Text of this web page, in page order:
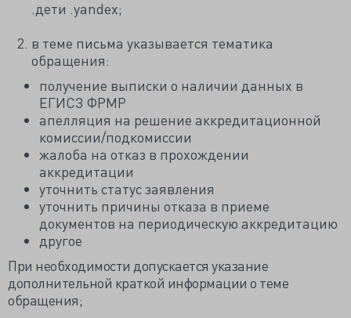
.дети .yandex;
в теме письма указывается тематика
обращения:
получение выписки о наличии данных в
ЕГИСЗ ФРМР
апелляция на решение аккредитационной
комиссии/подкомиссии
жалоба на отказ в прохождении
аккредитации
уточнить статус заявления
уточнить причины отказа в приеме
документов на периодическую аккредитацию
другое
При необходимости допускается указание
дополнительной краткой информации о теме
обращения;